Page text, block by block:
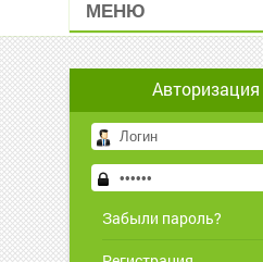
МЕНЮ
Забыли пароль?